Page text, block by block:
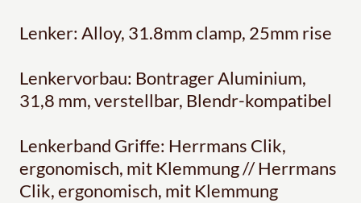
Lenker: Alloy, 31.8mm clamp, 25mm rise
Lenkervorbau: Bontrager Aluminium,
31,8 mm, verstellbar, Blendr-kompatibel
Lenkerband Griffe: Herrmans Clik,
ergonomisch, mit Klemmung // Herrmans
Clik, ergonomisch, mit Klemmung